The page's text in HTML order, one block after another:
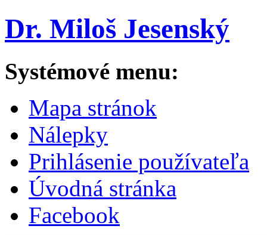
Dr. Miloš Jesenský
Systémové menu:
Mapa stránok
Nálepky
Prihlásenie používateľa
Úvodná stránka
Facebook